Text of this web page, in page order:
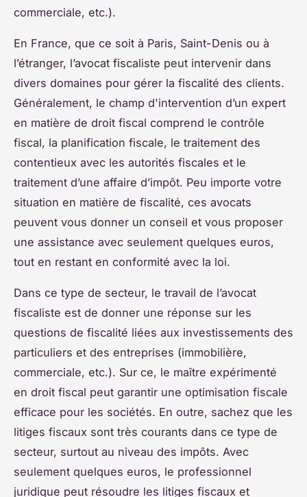
commerciale, etc.).
En France, que ce soit à Paris, Saint-Denis ou à
l’étranger, l’avocat fiscaliste peut intervenir dans
divers domaines pour gérer la fiscalité des clients.
Généralement, le champ d'intervention d’un expert
en matière de droit fiscal comprend le contrôle
fiscal, la planification fiscale, le traitement des
contentieux avec les autorités fiscales et le
traitement d’une affaire d’impôt. Peu importe votre
situation en matière de fiscalité, ces avocats
peuvent vous donner un conseil et vous proposer
une assistance avec seulement quelques euros,
tout en restant en conformité avec la loi.
Dans ce type de secteur, le travail de l’avocat
fiscaliste est de donner une réponse sur les
questions de fiscalité liées aux investissements des
particuliers et des entreprises (immobilière,
commerciale, etc.). Sur ce, le maître expérimenté
en droit fiscal peut garantir une optimisation fiscale
efficace pour les sociétés. En outre, sachez que les
litiges fiscaux sont très courants dans ce type de
secteur, surtout au niveau des impôts. Avec
seulement quelques euros, le professionnel
juridique peut résoudre les litiges fiscaux et